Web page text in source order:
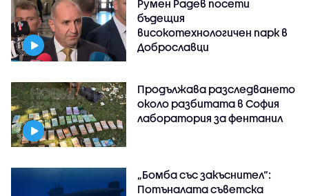
Румен Радев посети
бъдещия
високотехнологичен парк в
Доброславци
Продължава разследването
около разбитата в София
лаборатория за фентанил
„Бомба със закъснител“:
Потъналата съветска